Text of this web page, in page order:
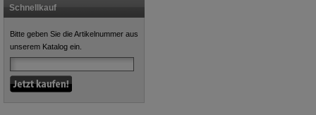
Schnellkauf
Bitte geben Sie die Artikelnummer aus
unserem Katalog ein.